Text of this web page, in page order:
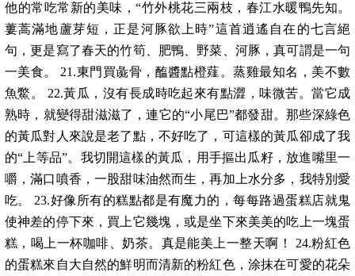
他的常吃常新的美味，“竹外桃花三兩枝，春江水暖鴨先知。
蔞蒿滿地蘆芽短，正是河豚欲上時”這首逍遙自在的七言絕
句，更是寫了春天的竹筍、肥鴨、野菜、河豚，真可謂是一句
一美食。 21.東門買彘骨，醢醬點橙薤。蒸雞最知名，美不數
魚鱉。 22.黃瓜，沒有長成時吃起來有點澀，味微苦。當它成
熟時，就變得甜滋滋了，連它的“小尾巴”都發甜。那些深綠色
的黃瓜對人來說是老了點，不好吃了，可這樣的黃瓜卻成了我
的“上等品”。我切開這樣的黃瓜，用手摳出瓜籽，放進嘴里一
嚼，滿口噴香，一股甜味油然而生，再加上水分多，我特別愛
吃。 23.好像所有的糕點都是有魔力的，每每路過蛋糕店就鬼
使神差的停下來，買上它幾塊，或是坐下來美美的吃上一塊蛋
糕，喝上一杯咖啡、奶茶。真是能美上一整天啊！ 24.粉紅色
的蛋糕來自大自然的鮮明而清新的粉紅色，涂抹在可愛的花朵